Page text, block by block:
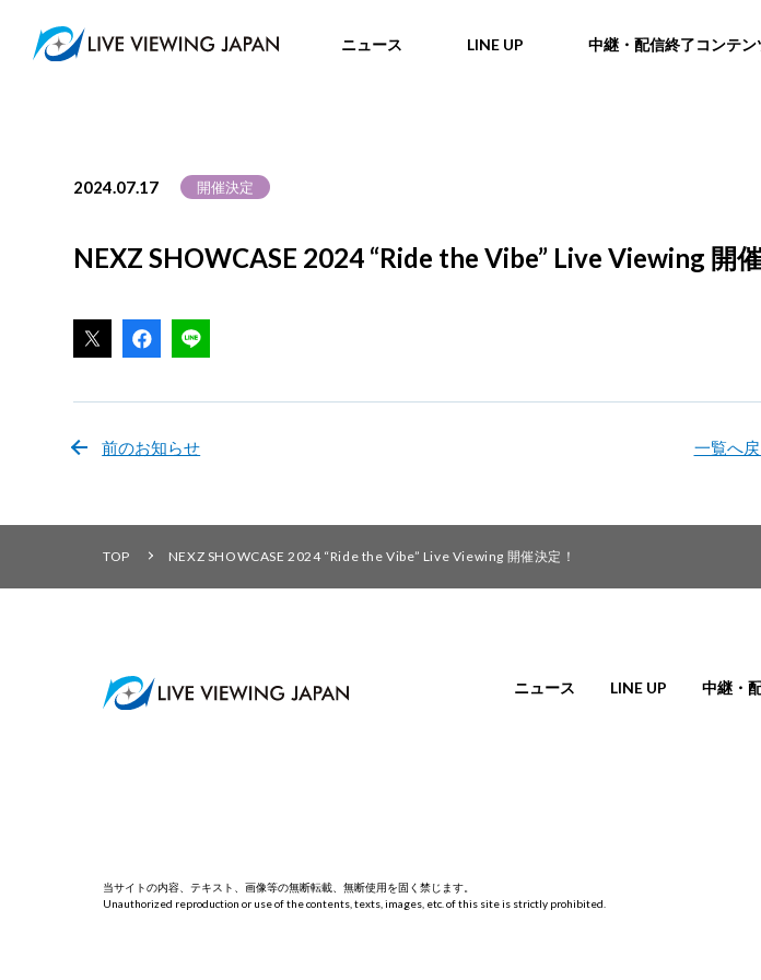
ニュース LINE UP 中継・配信終了コンテン
2024.07.17 開催決定
NEXZ SHOWCASE 2024 “Ride the Vibe” Live Viewing 開
前のお知らせ 一覧へ
TOP NEXZ SHOWCASE 2024 “Ride the Vibe” Live Viewing 開催決定！
ニュース LINE UP 中継・
当サイトの内容、テキスト、画像等の無断転載、無断使用を固く禁じます。
Unauthorized reproduction or use of the contents, texts, images, etc. of this site is strictly prohibited.